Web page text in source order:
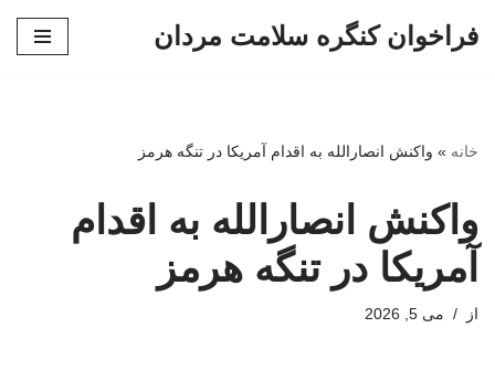
فراخوان کنگره سلامت مردان
خانه » واکنش انصارالله به اقدام آمریکا در تنگه هرمز
واکنش انصارالله به اقدام
آمریکا در تنگه هرمز
از می 5, 2026